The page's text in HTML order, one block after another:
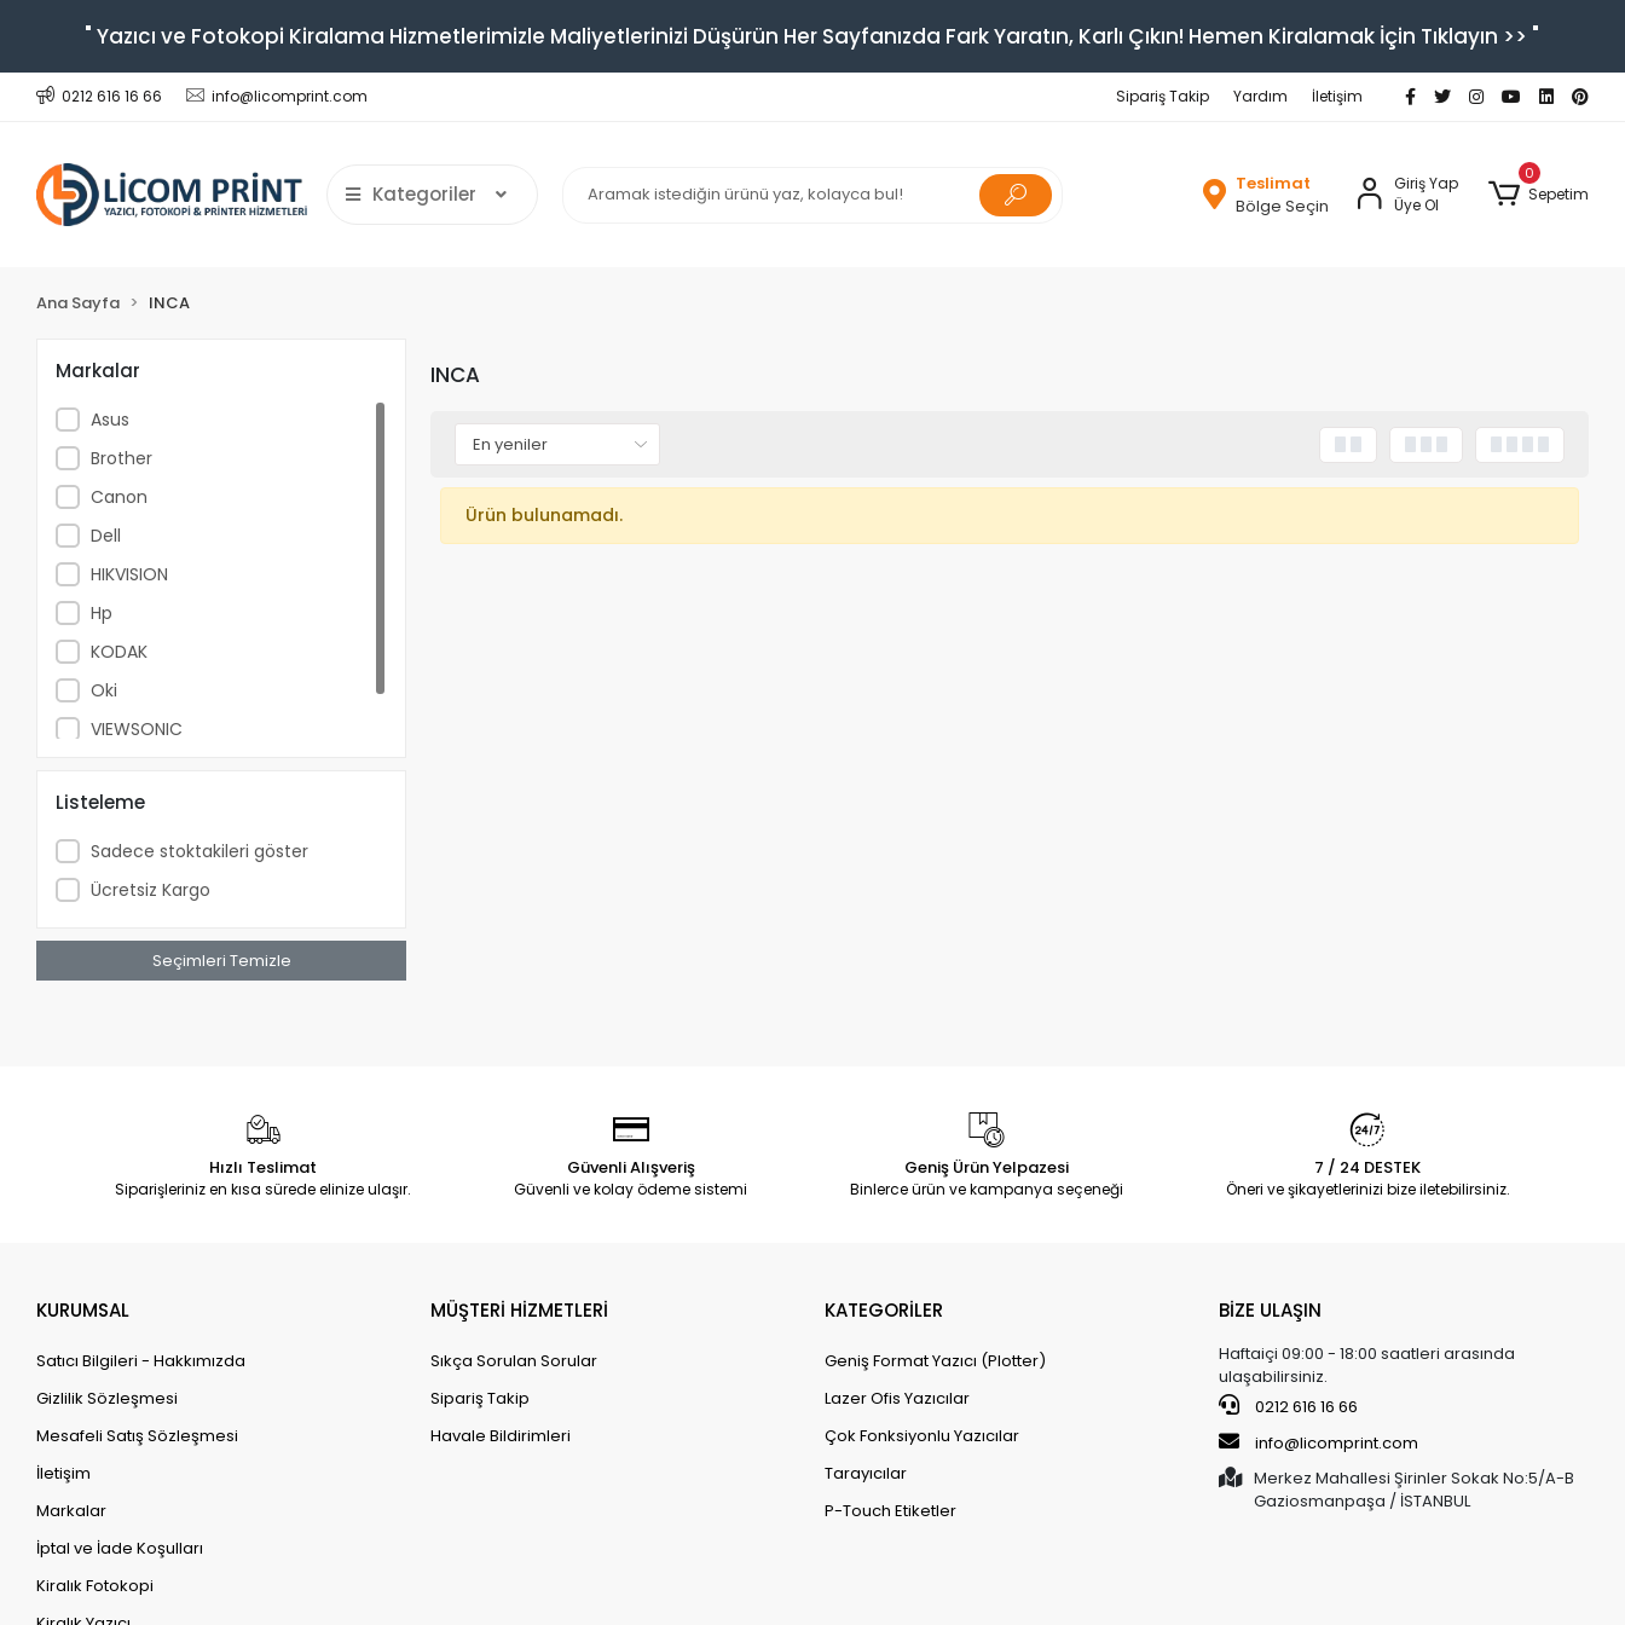
" Yazıcı ve Fotokopi Kiralama Hizmetlerimizle Maliyetlerinizi Düşürün Her Sayfanızda Fark Yaratın, Karlı Çıkın! Hemen Kiralamak İçin Tıklayın >> "
0212 616 16 66 info@licomprint.com Sipariş Takip Yardım İletişim
Kategoriler
Teslimat
Bölge Seçin
Giriş Yap
Üye Ol
0
Sepetim
Ana Sayfa INCA
Markalar
Asus
Brother
Canon
Dell
HIKVISION
Hp
KODAK
Oki
VIEWSONIC
Listeleme
Sadece stoktakileri göster
Ücretsiz Kargo
Seçimleri Temizle
INCA
Ürün bulunamadı.
Hızlı Teslimat
Siparişleriniz en kısa sürede elinize ulaşır.
Güvenli Alışveriş
Güvenli ve kolay ödeme sistemi
Geniş Ürün Yelpazesi
Binlerce ürün ve kampanya seçeneği
7 / 24 DESTEK
Öneri ve şikayetlerinizi bize iletebilirsiniz.
KURUMSAL
Satıcı Bilgileri - Hakkımızda
Gizlilik Sözleşmesi
Mesafeli Satış Sözleşmesi
İletişim
Markalar
İptal ve İade Koşulları
Kiralık Fotokopi
MÜŞTERİ HİZMETLERİ
Sıkça Sorulan Sorular
Sipariş Takip
Havale Bildirimleri
KATEGORİLER
Geniş Format Yazıcı (Plotter)
Lazer Ofis Yazıcılar
Çok Fonksiyonlu Yazıcılar
Tarayıcılar
P-Touch Etiketler
BİZE ULAŞIN
Haftaiçi 09:00 - 18:00 saatleri arasında
ulaşabilirsiniz.
0212 616 16 66
info@licomprint.com
Merkez Mahallesi Şirinler Sokak No:5/A-B
Gaziosmanpaşa / İSTANBUL